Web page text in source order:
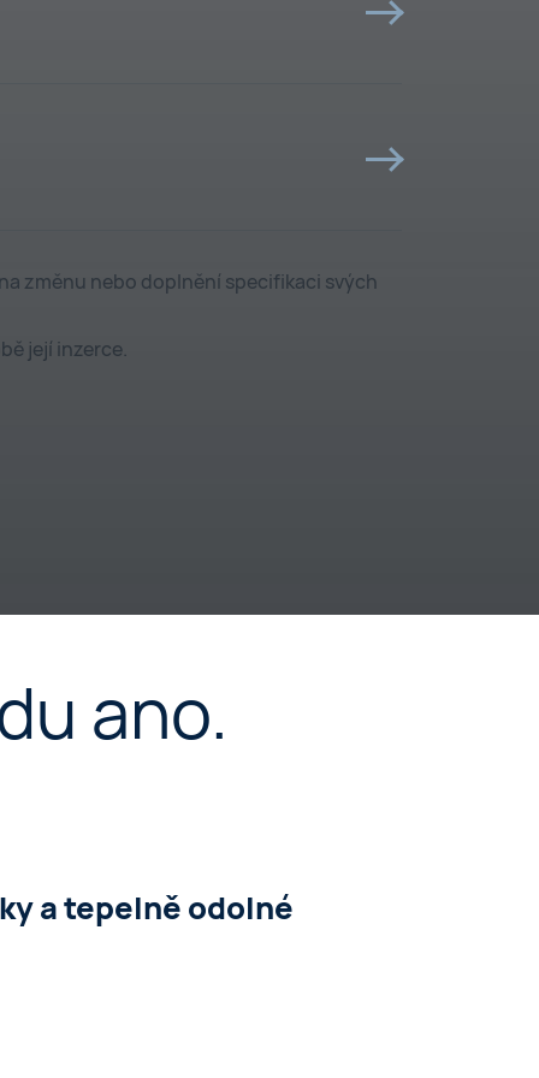
větve s tím, že umožňuje
a tlak bar max 6.
změnu nebo doplnění specifikaci svých
její inzerce.
ano.
a tepelně odolné